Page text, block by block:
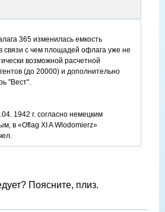
365 изменилась емкость
связи с чем площадей офлага уже не
возможной расчетной
(до 20000) и дополнительно
"Вест".
1942 г. согласно немецким
в «Oflag XI A Wlodomierz»
Поясните, плиз.